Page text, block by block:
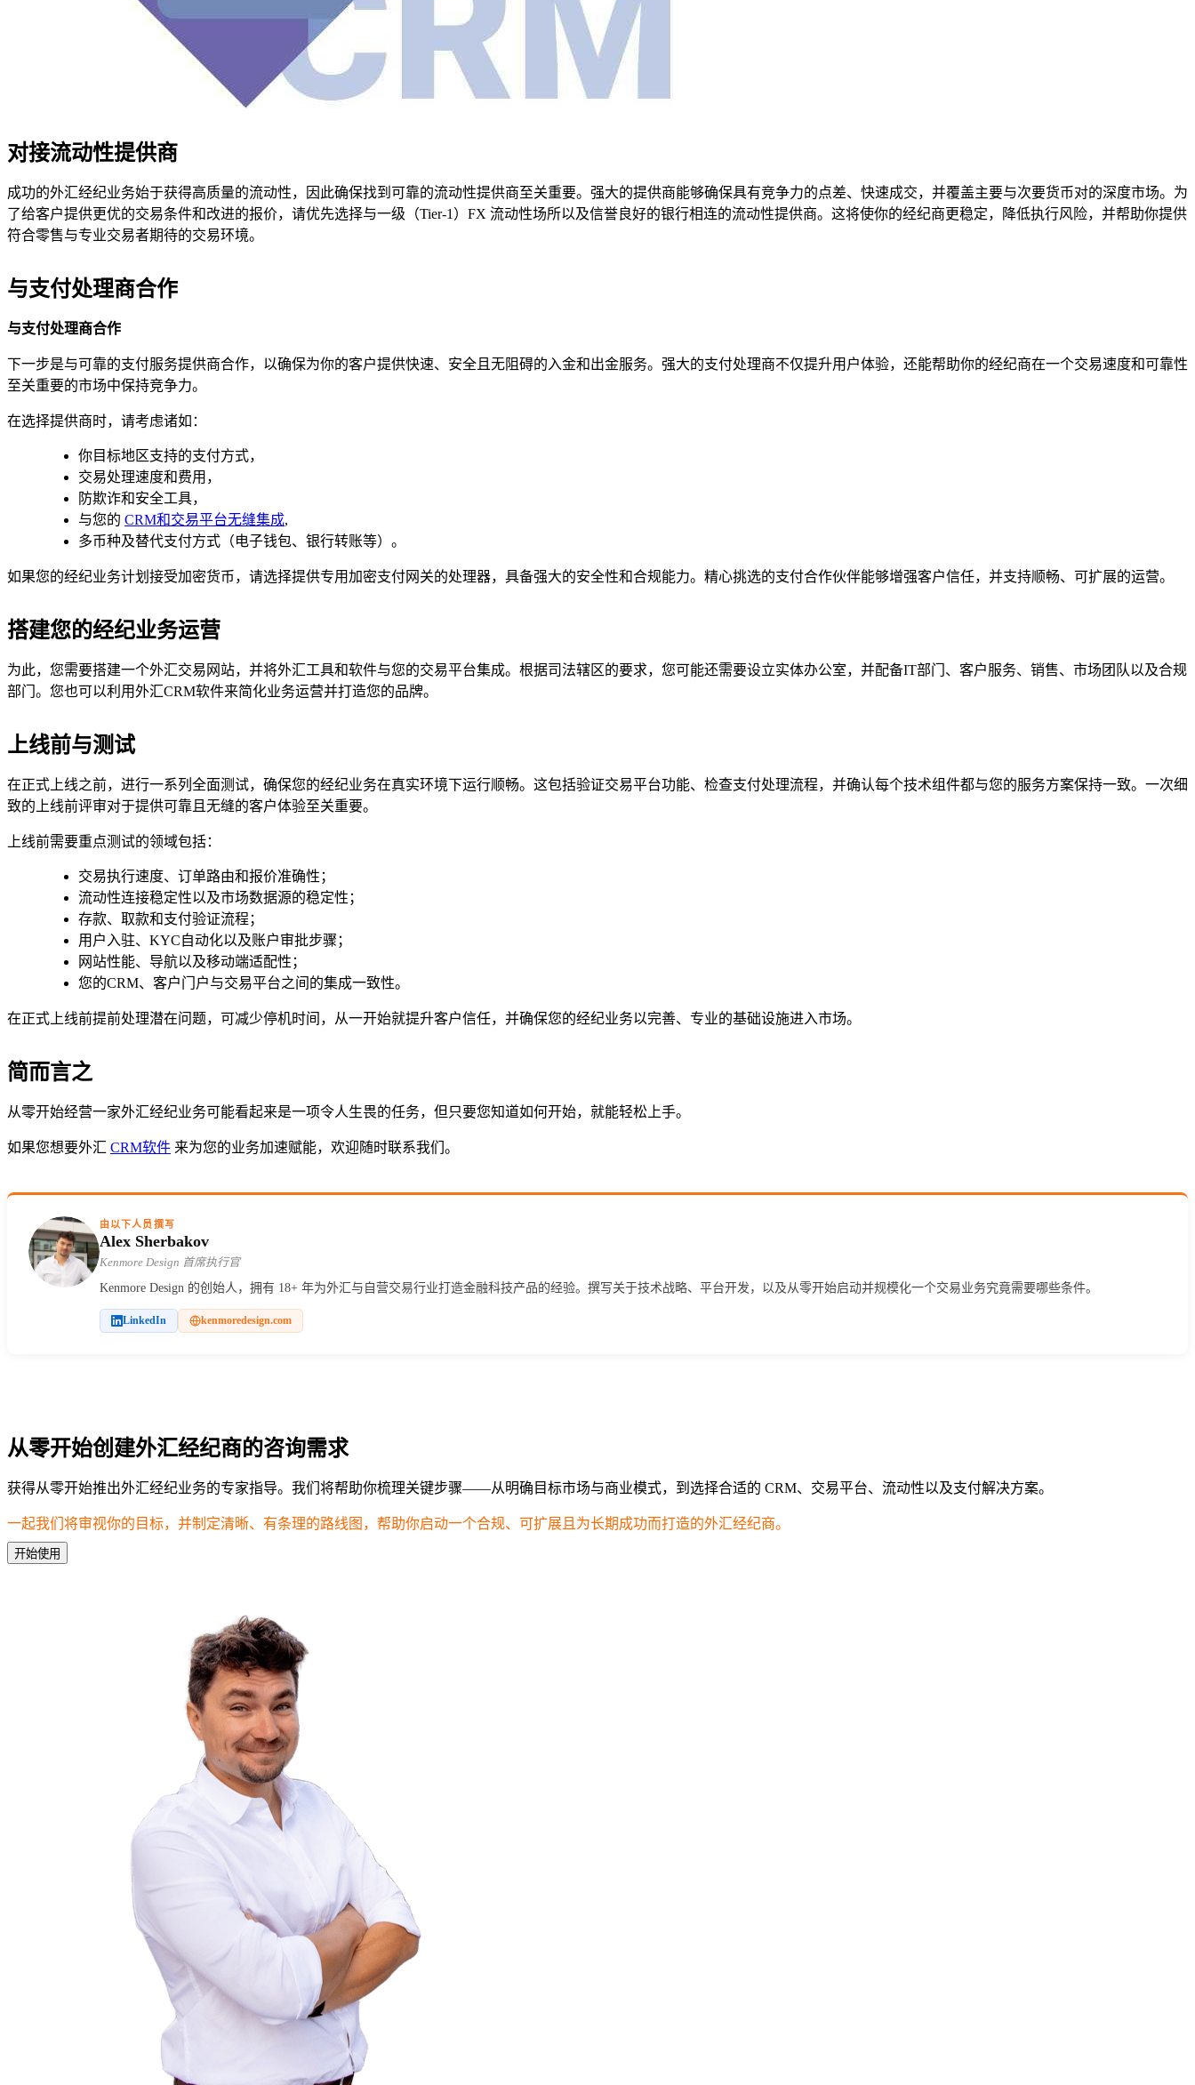
对接流动性提供商
成功的外汇经纪业务始于获得高质量的流动性，因此确保找到可靠的流动性提供商至关重要。强大的提供商能够确保具有竞争力的点差、快速成交，并覆盖主要与次要货币对的深度市场。为
了给客户提供更优的交易条件和改进的报价，请优先选择与一级（Tier-1）FX 流动性场所以及信誉良好的银行相连的流动性提供商。这将使你的经纪商更稳定，降低执行风险，并帮助你提供
符合零售与专业交易者期待的交易环境。
与支付处理商合作
与支付处理商合作
下一步是与可靠的支付服务提供商合作，以确保为你的客户提供快速、安全且无阻碍的入金和出金服务。强大的支付处理商不仅提升用户体验，还能帮助你的经纪商在一个交易速度和可靠性
至关重要的市场中保持竞争力。
在选择提供商时，请考虑诸如：
你目标地区支持的支付方式，
交易处理速度和费用，
防欺诈和安全工具，
与您的 CRM和交易平台无缝集成,
多币种及替代支付方式（电子钱包、银行转账等）。
如果您的经纪业务计划接受加密货币，请选择提供专用加密支付网关的处理器，具备强大的安全性和合规能力。精心挑选的支付合作伙伴能够增强客户信任，并支持顺畅、可扩展的运营。
搭建您的经纪业务运营
为此，您需要搭建一个外汇交易网站，并将外汇工具和软件与您的交易平台集成。根据司法辖区的要求，您可能还需要设立实体办公室，并配备IT部门、客户服务、销售、市场团队以及合规
部门。您也可以利用外汇CRM软件来简化业务运营并打造您的品牌。
上线前与测试
在正式上线之前，进行一系列全面测试，确保您的经纪业务在真实环境下运行顺畅。这包括验证交易平台功能、检查支付处理流程，并确认每个技术组件都与您的服务方案保持一致。一次细
致的上线前评审对于提供可靠且无缝的客户体验至关重要。
上线前需要重点测试的领域包括：
交易执行速度、订单路由和报价准确性；
流动性连接稳定性以及市场数据源的稳定性；
存款、取款和支付验证流程；
用户入驻、KYC自动化以及账户审批步骤；
网站性能、导航以及移动端适配性；
您的CRM、客户门户与交易平台之间的集成一致性。
在正式上线前提前处理潜在问题，可减少停机时间，从一开始就提升客户信任，并确保您的经纪业务以完善、专业的基础设施进入市场。
简而言之
从零开始经营一家外汇经纪业务可能看起来是一项令人生畏的任务，但只要您知道如何开始，就能轻松上手。
如果您想要外汇 CRM软件 来为您的业务加速赋能，欢迎随时联系我们。
由以下人员撰写
Alex Sherbakov
Kenmore Design 首席执行官
Kenmore Design 的创始人，拥有 18+ 年为外汇与自营交易行业打造金融科技产品的经验。撰写关于技术战略、平台开发，以及从零开始启动并规模化一个交易业务究竟需要哪些条件。
LinkedIn kenmoredesign.com
从零开始创建外汇经纪商的咨询需求
获得从零开始推出外汇经纪业务的专家指导。我们将帮助你梳理关键步骤——从明确目标市场与商业模式，到选择合适的 CRM、交易平台、流动性以及支付解决方案。
一起我们将审视你的目标，并制定清晰、有条理的路线图，帮助你启动一个合规、可扩展且为长期成功而打造的外汇经纪商。
开始使用